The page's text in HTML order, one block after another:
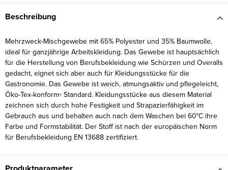
Beschreibung
Mehrzweck-Mischgewebe mit 65% Polyester und 35% Baumwolle,
ideal für ganzjährige Arbeitskleidung. Das Gewebe ist hauptsächlich
für die Herstellung von Berufsbekleidung wie Schürzen und Overalls
gedacht, eignet sich aber auch für Kleidungsstücke für die
Gastronomie. Das Gewebe ist weich, atmungsaktiv und pflegeleicht,
Öko-Tex-konform® Standard. Kleidungsstücke aus diesem Material
zeichnen sich durch hohe Festigkeit und Strapazierfähigkeit im
Gebrauch aus und behalten auch nach dem Waschen bei 60°C ihre
Farbe und Formstabilität. Der Stoff ist nach der europäischen Norm
für Berufsbekleidung EN 13688 zertifiziert.